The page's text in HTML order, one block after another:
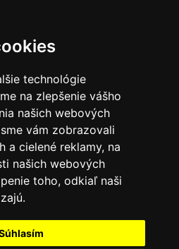
technológie
na zlepšenie vášho
našich webových
vám zobrazovali
a cielené reklamy, na
našich webových
toho, odkiaľ naši